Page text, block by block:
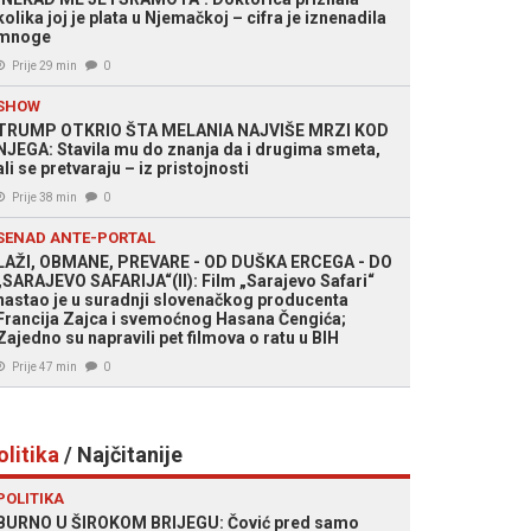
joj je plata u Njemačkoj – cifra je iznenadila
Prije 29 min 0
OTKRIO ŠTA MELANIA NAJVIŠE MRZI KOD
Stavila mu do znanja da i drugima smeta,
se pretvaraju – iz pristojnosti
Prije 38 min 0
ANTE-PORTAL
OBMANE, PREVARE - OD DUŠKA ERCEGA - DO
SAFARIJA“(II): Film „Sarajevo Safari“
je u suradnji slovenačkog producenta
Zajca i svemoćnog Hasana Čengića;
su napravili pet filmova o ratu u BIH
Prije 47 min 0
/ Najčitanije
U ŠIROKOM BRIJEGU: Čović pred samo